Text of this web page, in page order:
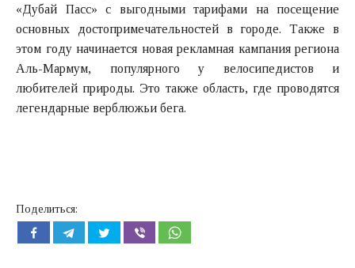
«Дубай Пасс» с выгодными тарифами на посещение
основных достопримечательностей в городе. Также в
этом году начинается новая рекламная кампания региона
Аль-Мармум, популярного у велосипедистов и
любителей природы. Это также область, где проводятся
легендарные верблюжьи бега.
Поделиться: